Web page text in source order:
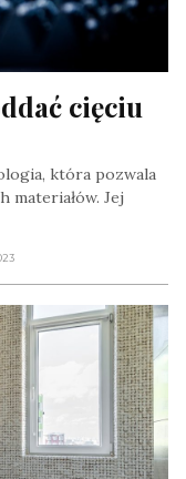
cięciu
która pozwala
materiałów. Jej